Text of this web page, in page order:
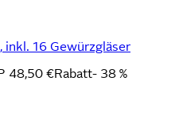
inkl. 16 Gewürzgläser
48,50 €Rabatt- 38 %